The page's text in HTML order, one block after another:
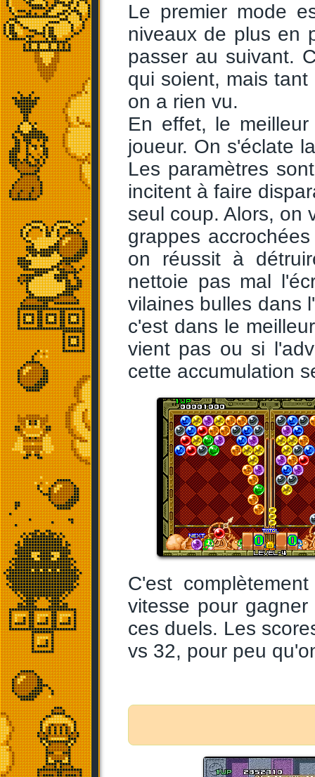
Le premier mode
niveaux de plus en
passer au suivant.
qui soient, mais
on a rien vu.
En effet, le
joueur. On s'éclate
Les paramètres
incitent à faire
seul coup. Alors, on
grappes
on réussit à
nettoie pas mal
vilaines bulles dans
c'est dans le
vient pas ou si
cette accumulation
C'est
vitesse pour
ces duels. Les
vs 32, pour peu